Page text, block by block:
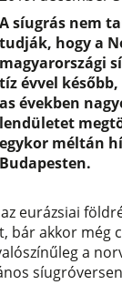
A síugrás nem
tudják, hogy a
magyarországi
tíz évvel
as években
lendületet
egykor méltán
Budapesten.
eurázsiai
bár akkor még
a